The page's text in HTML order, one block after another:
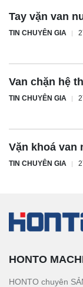
Tay vặn van
TIN CHUYÊN GIA
Van chặn hệ
TIN CHUYÊN GIA
Vặn khoá van
TIN CHUYÊN GIA
HONTO
HONTO chuyên